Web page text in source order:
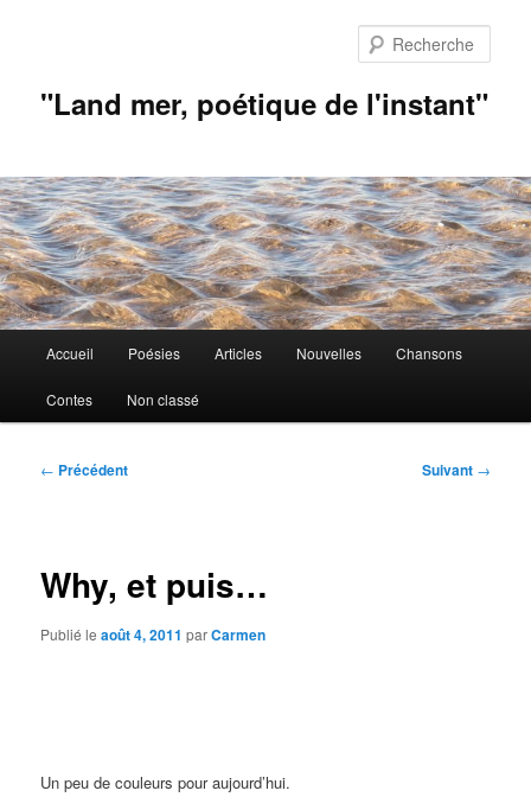
"Land mer, poétique de l'instant"
principal
Accueil Poésies Articles Nouvelles Chansons
Contes Non classé
Navigation
← Précédent Suivant →
Why, et puis…
Publié leaoût 4, 2011 parCarmen
Un peu de couleurs pour aujourd’hui.